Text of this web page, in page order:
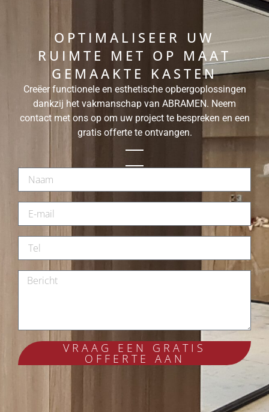
OPTIMALISEER UW
RUIMTE MET OP MAAT
GEMAAKTE KASTEN
Creëer functionele en esthetische opbergoplossingen
dankzij het vakmanschap van ABRAMEN. Neem
contact met ons op om uw project te bespreken en een
gratis offerte te ontvangen.
VRAAG EEN GRATIS
OFFERTE AAN